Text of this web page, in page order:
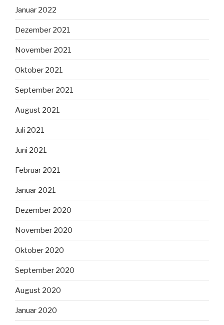
Januar 2022
Dezember 2021
November 2021
Oktober 2021
September 2021
August 2021
Juli 2021
Juni 2021
Februar 2021
Januar 2021
Dezember 2020
November 2020
Oktober 2020
September 2020
August 2020
Januar 2020